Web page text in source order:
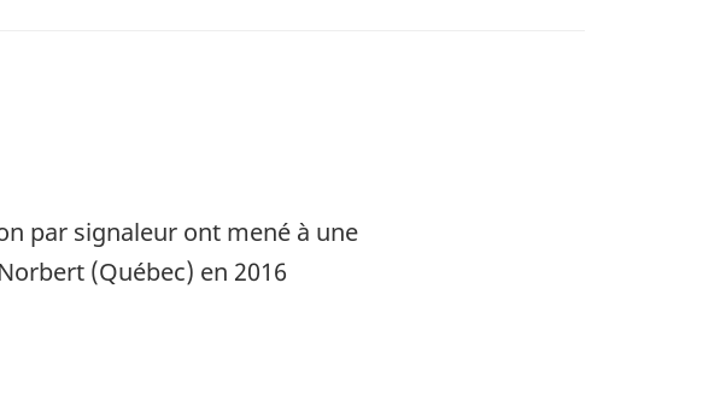
par signaleur ont mené à une
(Québec) en 2016